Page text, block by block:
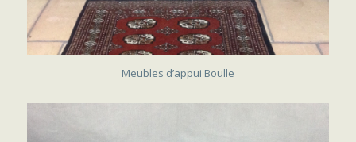
Meubles d’appui Boulle